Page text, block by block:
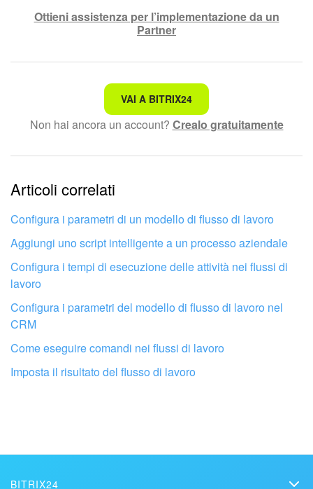
Ottieni assistenza per l’implementazione da un
Partner
Non è quello che sto cercando.
Testo complesso e incomprensibile
Le informazioni sono obsolete.
Troppo breve, ho bisogno di maggiori informazioni.
Non mi soddisfa come funziona questo strumento
VAI A BITRIX24
Non hai ancora un account? Crealo gratuitamente
Articoli correlati
Configura i parametri di un modello di flusso di lavoro
Aggiungi uno script intelligente a un processo aziendale
Configura i tempi di esecuzione delle attività nei flussi di
lavoro
Configura i parametri del modello di flusso di lavoro nel
CRM
Come eseguire comandi nei flussi di lavoro
Imposta il risultato del flusso di lavoro
BITRIX24